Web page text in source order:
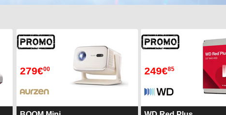
279€00 249€85